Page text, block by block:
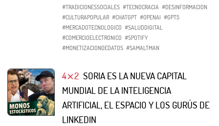
#TRADICIONESSOCIALES #TECNOCRACIA #DESINFORMACION
#CULTURAPOPULAR #CHATGPT #OPENAI #GPT5
#MERCADOTECNOLOGICO #SALUDDIGITAL
#COMERCIOELECTRONICO #SPOTIFY
#MONETIZACIONDEDATOS #SAMALTMAN
4⨯2 SORIA ES LA NUEVA CAPITAL
MUNDIAL DE LA INTELIGENCIA
ARTIFICIAL, EL ESPACIO Y LOS GURÚS DE
LINKEDIN